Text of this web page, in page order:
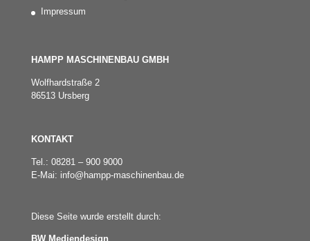
Impressum
HAMPP MASCHINENBAU GMBH
Wolfhardstraße 2
86513 Ursberg
KONTAKT
Tel.: 08281 – 900 9000
E-Mai: info@hampp-maschinenbau.de
Diese Seite wurde erstellt durch:
BW Mediendesign